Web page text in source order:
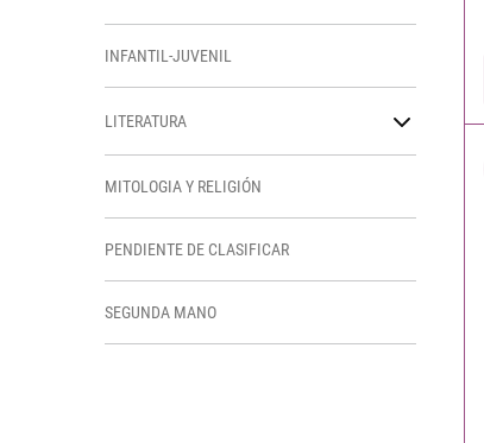
INFANTIL-JUVENIL
LITERATURA
MITOLOGIA Y RELIGIÓN
PENDIENTE DE CLASIFICAR
SEGUNDA MANO